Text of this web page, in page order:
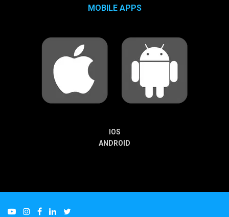
MOBILE APPS
IOS
ANDROID